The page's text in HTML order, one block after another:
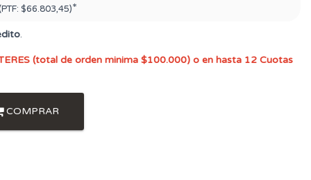
$66.803,45)*
.
(total de orden minima $100.000) o en hasta 12 Cuotas
COMPRAR